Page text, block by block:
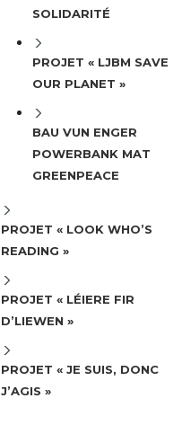
SOLIDARITÉ
PROJET « LJBM SAVE
OUR PLANET »
BAU VUN ENGER
POWERBANK MAT
GREENPEACE
PROJET « LOOK WHO’S
READING »
PROJET « LÉIERE FIR
D’LIEWEN »
PROJET « JE SUIS, DONC
J’AGIS »